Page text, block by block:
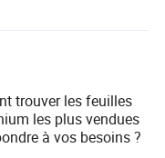
trouver les feuilles
les plus vendues
à vos besoins ?